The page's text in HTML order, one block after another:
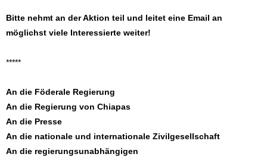
Bitte nehmt an der Aktion teil und leitet eine Email an
möglichst viele Interessierte weiter!
*****
An die Föderale Regierung
An die Regierung von Chiapas
An die Presse
An die nationale und internationale Zivilgesellschaft
An die regierungsunabhängigen